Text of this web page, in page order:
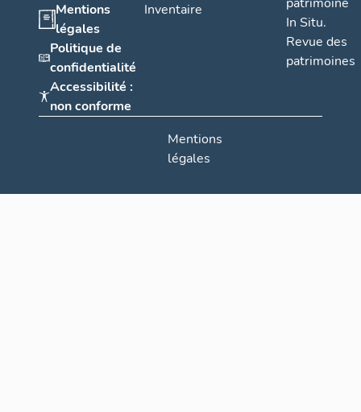
Mentions
légales
Politique de
confidentialité
Accessibilité :
non conforme
Inventaire
In Situ.
Revue des
patrimoines
Mentions
légales